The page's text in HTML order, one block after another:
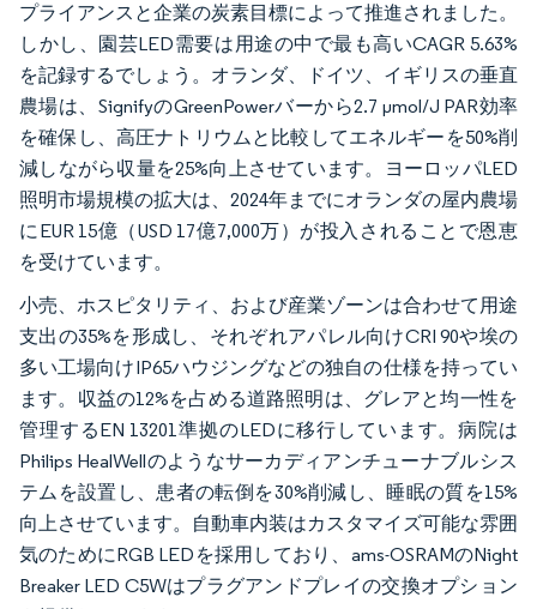
プライアンスと企業の炭素目標によって推進されました。
しかし、園芸LED需要は用途の中で最も高いCAGR 5.63%
を記録するでしょう。オランダ、ドイツ、イギリスの垂直
農場は、SignifyのGreenPowerバーから2.7 µmol/J PAR効率
を確保し、高圧ナトリウムと比較してエネルギーを50%削
減しながら収量を25%向上させています。ヨーロッパLED
照明市場規模の拡大は、2024年までにオランダの屋内農場
にEUR 15億（USD 17億7,000万）が投入されることで恩恵
を受けています。
小売、ホスピタリティ、および産業ゾーンは合わせて用途
支出の35%を形成し、それぞれアパレル向けCRI 90や埃の
多い工場向けIP65ハウジングなどの独自の仕様を持ってい
ます。収益の12%を占める道路照明は、グレアと均一性を
管理するEN 13201準拠のLEDに移行しています。病院は
Philips HealWellのようなサーカディアンチューナブルシス
テムを設置し、患者の転倒を30%削減し、睡眠の質を15%
向上させています。自動車内装はカスタマイズ可能な雰囲
気のためにRGB LEDを採用しており、ams-OSRAMのNight
Breaker LED C5Wはプラグアンドプレイの交換オプション